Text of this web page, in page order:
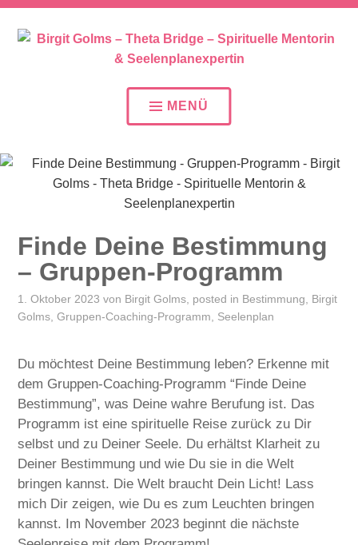
BIRGIT GOLMS – THETA
BRIDGE – SPIRITUELLE
MENTORIN &
SEELENPLANEXPERTIN
MENÜ
Finde Deine Bestimmung
– Gruppen-Programm
1. Oktober 2023 von Birgit Golms , posted in Bestimmung
Birgit
Golms ,Gruppen-Coaching-Programm Seelenplan
Du möchtest Deine Bestimmung leben? Erkenne mit
dem Gruppen-Coaching-Programm “Finde Deine
Bestimmung”, was Deine wahre Berufung ist. Das
Programm ist eine spirituelle Reise zurück zu Dir
selbst und zu Deiner Seele. Du erhältst Klarheit zu
Deiner Bestimmung und wie Du sie in die Welt
bringen kannst. Die Welt braucht Dein Licht! Lass
mich Dir zeigen, wie Du es zum Leuchten bringen
kannst. Im November 2023 beginnt die nächste